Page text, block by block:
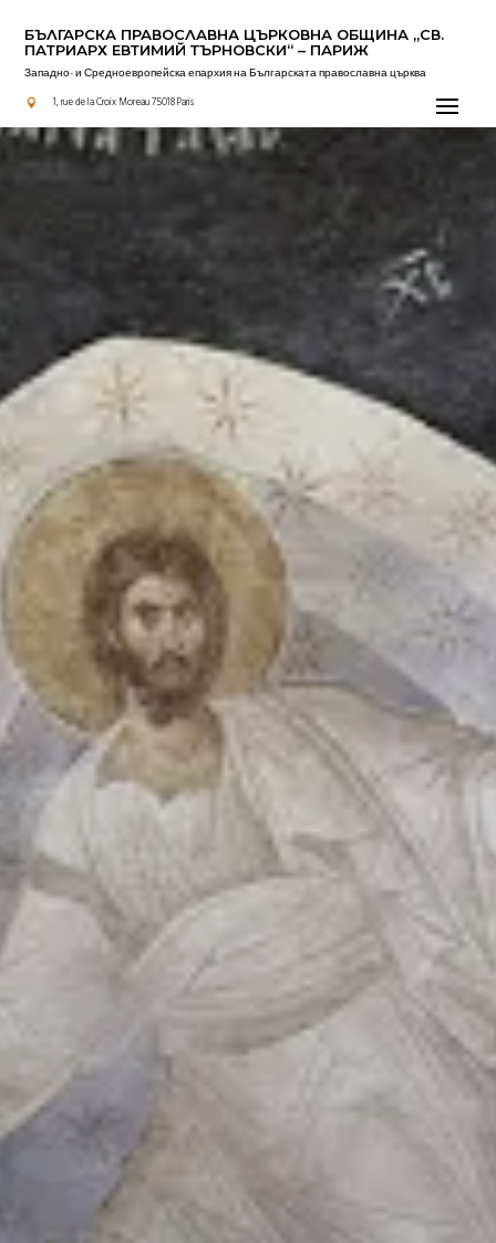
БЪЛГАРСКА ПРАВОСЛАВНА ЦЪРКОВНА OБЩИНА „СВ.
ПАТРИАРХ ЕВТИМИЙ ТЪРНОВСКИ“ – ПАРИЖ
Западно- и Средноевропейска епархия на Българската православна църква
 1, rue de la Croix Moreau 75018 Paris
Актуално